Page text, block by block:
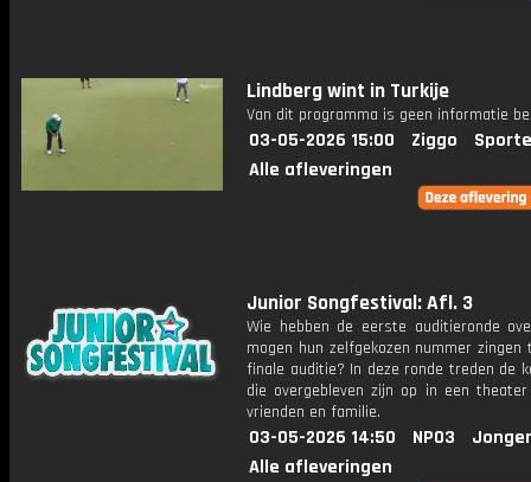
Lindberg wint in Turkije
Van dit programma is geen informatie
03-05-2026 15:00 Ziggo
Alle afleveringen
Junior Songfestival: Afl. 3
Wie hebben de eerste auditieronde
mogen hun zelfgekozen nummer zingen
finale auditie? In deze ronde treden de
die overgebleven zijn op in een
vrienden en familie.
03-05-2026 14:50 NPO3
Alle afleveringen